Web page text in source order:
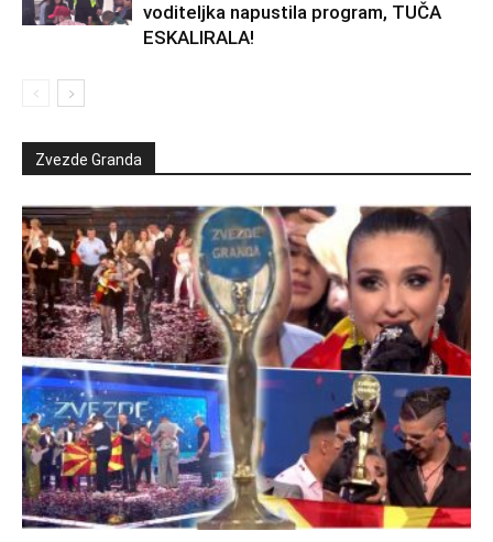
voditeljka napustila program, TUČA
ESKALIRALA!
Zvezde Granda